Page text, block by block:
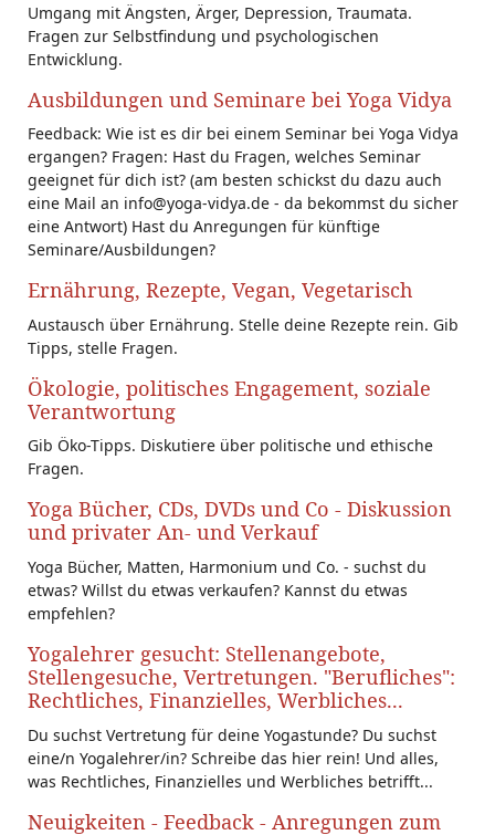
Umgang mit Ängsten, Ärger, Depression, Traumata.
Fragen zur Selbstfindung und psychologischen
Entwicklung.
Ausbildungen und Seminare bei Yoga Vidya
Feedback: Wie ist es dir bei einem Seminar bei Yoga Vidya
ergangen? Fragen: Hast du Fragen, welches Seminar
geeignet für dich ist? (am besten schickst du dazu auch
eine Mail an info@yoga-vidya.de - da bekommst du sicher
eine Antwort) Hast du Anregungen für künftige
Seminare/Ausbildungen?
Ernährung, Rezepte, Vegan, Vegetarisch
Austausch über Ernährung. Stelle deine Rezepte rein. Gib
Tipps, stelle Fragen.
Ökologie, politisches Engagement, soziale
Verantwortung
Gib Öko-Tipps. Diskutiere über politische und ethische
Fragen.
Yoga Bücher, CDs, DVDs und Co - Diskussion
und privater An- und Verkauf
Yoga Bücher, Matten, Harmonium und Co. - suchst du
etwas? Willst du etwas verkaufen? Kannst du etwas
empfehlen?
Yogalehrer gesucht: Stellenangebote,
Stellengesuche, Vertretungen. "Berufliches":
Rechtliches, Finanzielles, Werbliches...
Du suchst Vertretung für deine Yogastunde? Du suchst
eine/n Yogalehrer/in? Schreibe das hier rein! Und alles,
was Rechtliches, Finanzielles und Werbliches betrifft...
Neuigkeiten - Feedback - Anregungen zum